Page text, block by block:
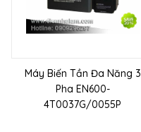
Máy Biến Tần Đa Năng 3
Pha EN600-
4T0037G/0055P